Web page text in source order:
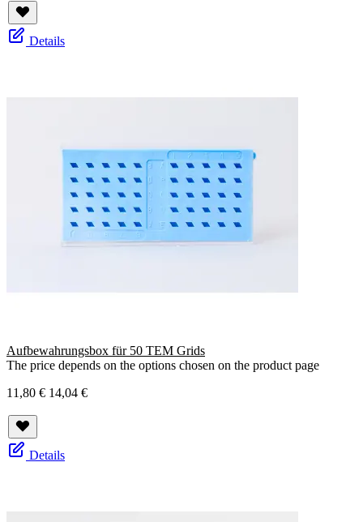
Details
Aufbewahrungsbox für 50 TEM Grids
The price depends on the options chosen on the product page
11,80 € 14,04 €
Details